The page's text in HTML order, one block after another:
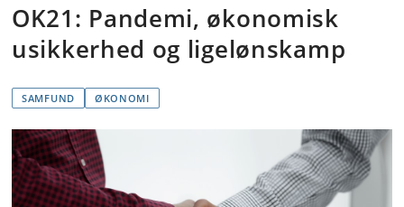
OK21: Pandemi, økonomisk
usikkerhed og ligelønskamp
SAMFUND ØKONOMI